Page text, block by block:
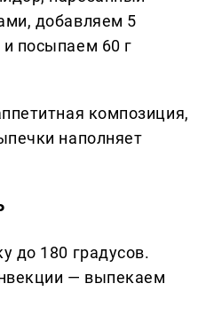
добавляем 5
посыпаем 60 г
композиция,
наполняет
до 180 градусов.
— выпекаем